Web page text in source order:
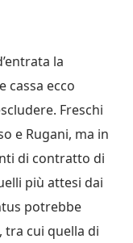
la
cassa ecco
Freschi
e Rugani, ma in
di contratto di
più attesi dai
potrebbe
tra cui quella di